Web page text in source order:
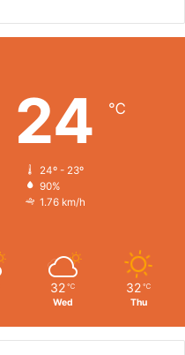
24 ℃
24º - 23º
90%
1.76 km/h
32 ℃
Wed
32 ℃
Thu